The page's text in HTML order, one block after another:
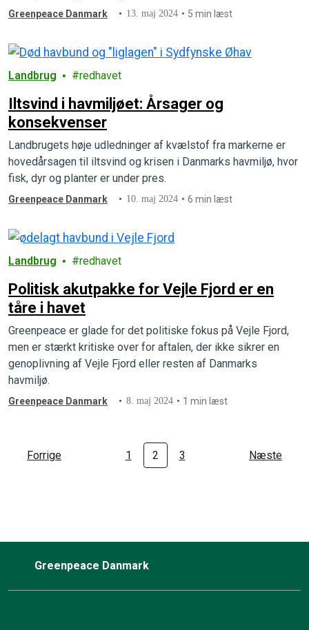
Greenpeace Danmark 13. maj 2024 5 min læst
Landbrug redhavet
Iltsvind i havmiljøet: Årsager og
konsekvenser
Landbrugets høje udledninger af kvælstof fra markerne er
hovedårsagen til iltsvind og krisen i Danmarks havmiljø, hvor
fisk, dyr og planter er under pres.
Greenpeace Danmark 10. maj 2024 6 min læst
Landbrug redhavet
Politisk akutpakke for Vejle Fjord er en
tåre i havet
Greenpeace er glade for det politiske fokus på Vejle Fjord,
men er stærkt kritiske over for aftalen, der ikke sikrer en
genoplivning af Vejle Fjord eller resten af Danmarks
havmiljø.
Greenpeace Danmark 8. maj 2024 1 min læst
Forrige 1 2 3 Næste
Greenpeace Danmark